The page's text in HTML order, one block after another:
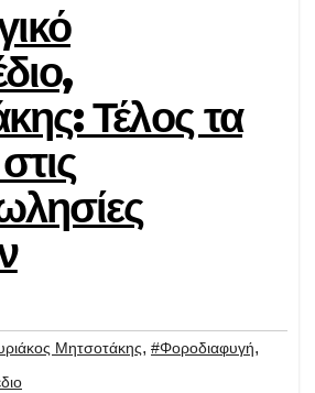
Τέλος τα
Μητσοτάκης, #Φοροδιαφυγή,